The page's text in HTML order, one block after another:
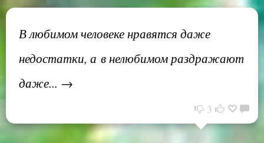
В любимом человеке нравятся даже
недостатки, а в нелюбимом раздражают
даже... →
3